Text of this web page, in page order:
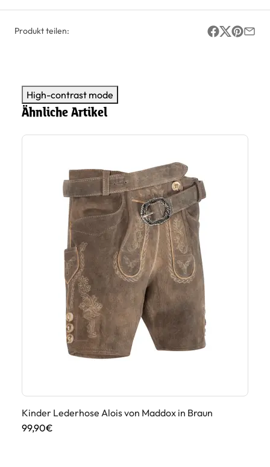
Produkt teilen:
High-contrast mode
Ähnliche Artikel
Kinder Lederhose Alois von Maddox in Braun
99,90€